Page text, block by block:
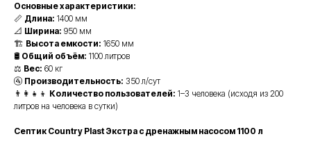
Основные характеристики:
📏 Длина: 1400 мм
📐 Ширина: 950 мм
🏗️ Высота емкости: 1650 мм
🛢️ Общий объём: 1100 литров
⚖️ Вес: 60 кг
🚰 Производительность: 350 л/сут
👨‍👩‍👧‍👦 Количество пользователей: 1–3 человека (исходя из 200
литров на человека в сутки)
Септик Country Plast Экстра с дренажным насосом 1100 л